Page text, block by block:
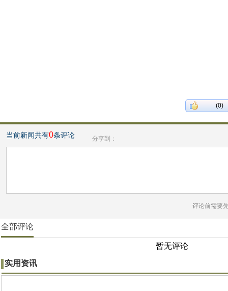
(0)
当前新闻共有0条评论 分享到：
评论前需要
全部评论
暂无评论
实用资讯